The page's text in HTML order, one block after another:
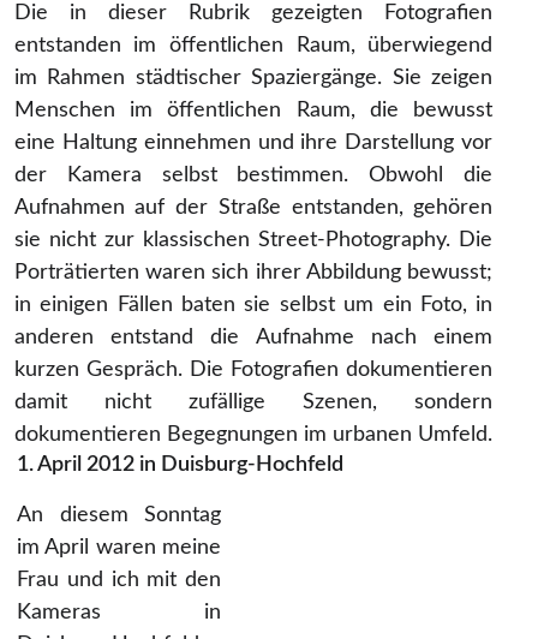
Die in dieser Rubrik gezeigten Fotografien
entstanden im öffentlichen Raum, überwiegend
im Rahmen städtischer Spaziergänge. Sie zeigen
Menschen im öffentlichen Raum, die bewusst
eine Haltung einnehmen und ihre Darstellung vor
der Kamera selbst bestimmen. Obwohl die
Aufnahmen auf der Straße entstanden, gehören
sie nicht zur klassischen Street-Photography. Die
Porträtierten waren sich ihrer Abbildung bewusst;
in einigen Fällen baten sie selbst um ein Foto, in
anderen entstand die Aufnahme nach einem
kurzen Gespräch. Die Fotografien dokumentieren
damit nicht zufällige Szenen, sondern
dokumentieren Begegnungen im urbanen Umfeld.
1. April 2012 in Duisburg-Hochfeld
An diesem Sonntag
im April waren meine
Frau und ich mit den
Kameras in